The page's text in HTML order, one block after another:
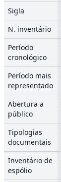
Sigla
N. inventário
Período
cronológico
Período mais
representado
Abertura a
público
Tipologias
documentais
Inventário de
espólio